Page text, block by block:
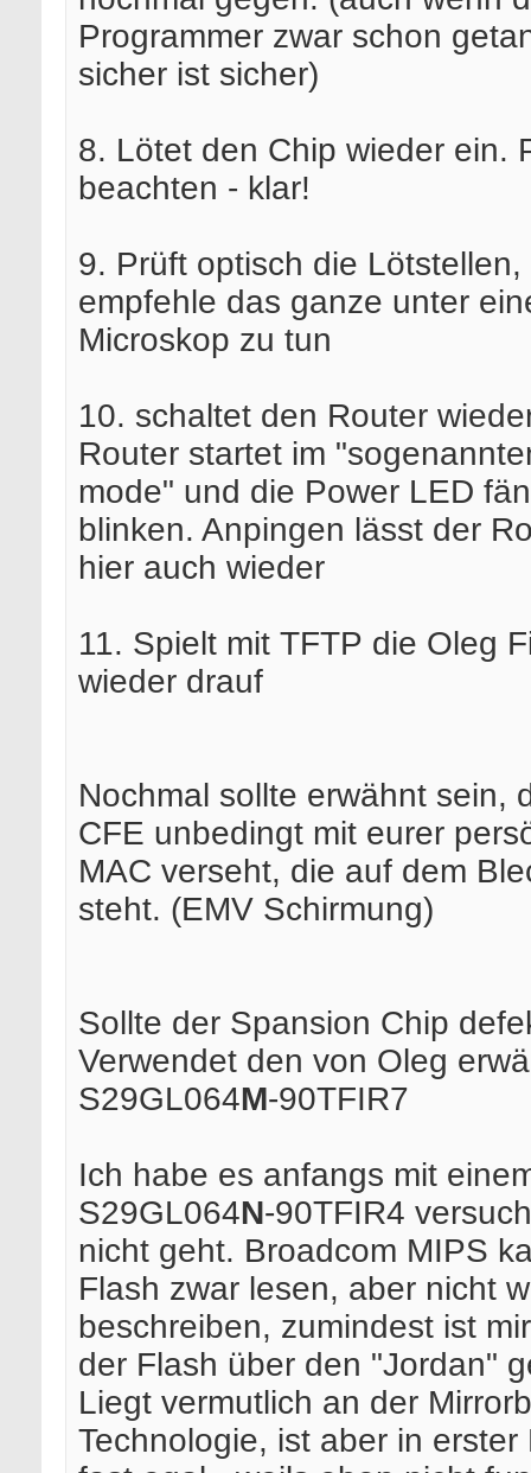
Programmer zwar schon
sicher ist sicher)
8. Lötet den Chip wieder ein.
beachten - klar!
9. Prüft optisch die Lötstellen,
empfehle das ganze unter
Microskop zu tun
10. schaltet den Router
Router startet im
mode" und die Power LED
blinken. Anpingen lässt der
hier auch wieder
11. Spielt mit TFTP die Oleg
wieder drauf
Nochmal sollte erwähnt sein,
CFE unbedingt mit eurer
MAC verseht, die auf dem
steht. (EMV Schirmung)
Sollte der Spansion Chip
Verwendet den von Oleg
S29GL064M-90TFIR7
Ich habe es anfangs mit
S29GL064N-90TFIR4
nicht geht. Broadcom MIPS
Flash zwar lesen, aber nicht
beschreiben, zumindest ist
der Flash über den "Jordan"
Liegt vermutlich an der
Technologie, ist aber in erster